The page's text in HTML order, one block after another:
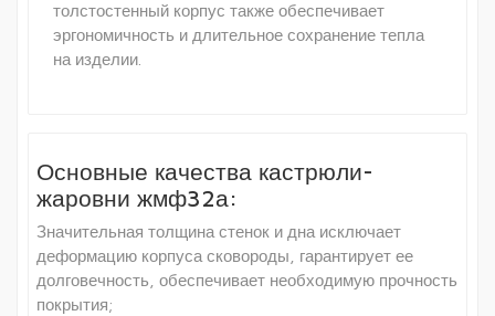
толстостенный корпус также обеспечивает
эргономичность и длительное сохранение тепла
на изделии.
Основные качества кастрюли-
жаровни жмф32а:
Значительная толщина стенок и дна исключает
деформацию корпуса сковороды, гарантирует ее
долговечность, обеспечивает необходимую прочность
покрытия;